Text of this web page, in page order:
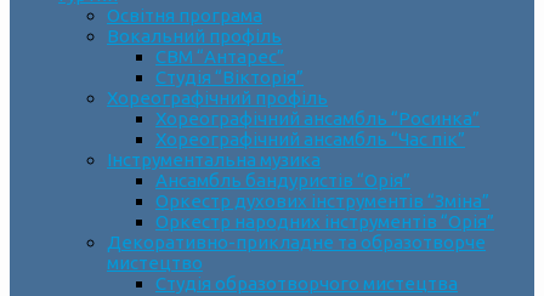
Освітня програма
Вокальний профіль
СВМ “Антарес”
Студія “Вікторія”
Хореографічний профіль
Хореографічний ансамбль “Росинка”
Хореографічний ансамбль “Час пік”
Інструментальна музика
Ансамбль бандуристів “Орія”
Оркестр духових інструментів “Зміна”
Оркестр народних інструментів “Орія”
Декоративно-прикладне та образотворче
мистецтво
Cтудія образотворчого мистецтва